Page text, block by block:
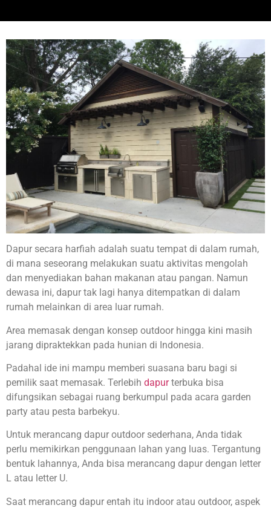
Dapur secara harfiah adalah suatu tempat di dalam rumah,
di mana seseorang melakukan suatu aktivitas mengolah
dan menyediakan bahan makanan atau pangan. Namun
dewasa ini, dapur tak lagi hanya ditempatkan di dalam
rumah melainkan di area luar rumah.
Area memasak dengan konsep outdoor hingga kini masih
jarang dipraktekkan pada hunian di Indonesia.
Padahal ide ini mampu memberi suasana baru bagi si
pemilik saat memasak. Terlebih dapurterbuka bisa
difungsikan sebagai ruang berkumpul pada acara garden
party atau pesta barbekyu.
Untuk merancang dapur outdoor sederhana, Anda tidak
perlu memikirkan penggunaan lahan yang luas. Tergantung
bentuk lahannya, Anda bisa merancang dapur dengan letter
L atau letter U.
Saat merancang dapur entah itu indoor atau outdoor, aspek